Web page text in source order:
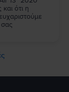
ότι η